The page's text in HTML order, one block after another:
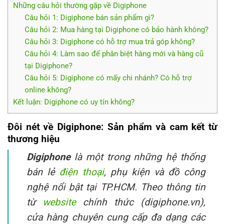
Những câu hỏi thường gặp về Digiphone
Câu hỏi 1: Digiphone bán sản phẩm gì?
Câu hỏi 2: Mua hàng tại Digiphone có bảo hành không?
Câu hỏi 3: Digiphone có hỗ trợ mua trả góp không?
Câu hỏi 4: Làm sao để phân biệt hàng mới và hàng cũ
tại Digiphone?
Câu hỏi 5: Digiphone có mấy chi nhánh? Có hỗ trợ
online không?
Kết luận: Digiphone có uy tín không?
Đôi nét về Digiphone: Sản phẩm và cam kết từ
thương hiệu
Digiphone là một trong những hệ thống
bán lẻ điện thoại, phụ kiện và đồ công
nghệ nổi bật tại TP.HCM. Theo thông tin
từ
websitechính thức (digiphone.vn),
cửa hàng chuyên cung cấp đa dạng các